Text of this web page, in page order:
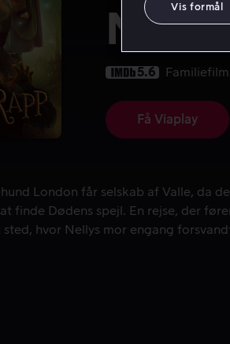
Nelly
5.6 Familiefilm
Få Viaplay
London får selskab af Valle, da
London får selskab af Valle, da
finde Dødens spejl. En rejse, der
hvor Nellys mor engang
Vis formål